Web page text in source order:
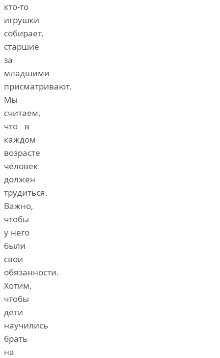
кто-то
игрушки
собирает,
старшие
за
младшими
присматривают.
Мы
считаем,
что в
каждом
возрасте
человек
должен
трудиться.
Важно,
чтобы
у него
были
свои
обязанности.
Хотим,
чтобы
дети
научились
брать
на